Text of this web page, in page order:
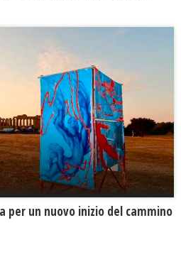
per un nuovo inizio del cammino